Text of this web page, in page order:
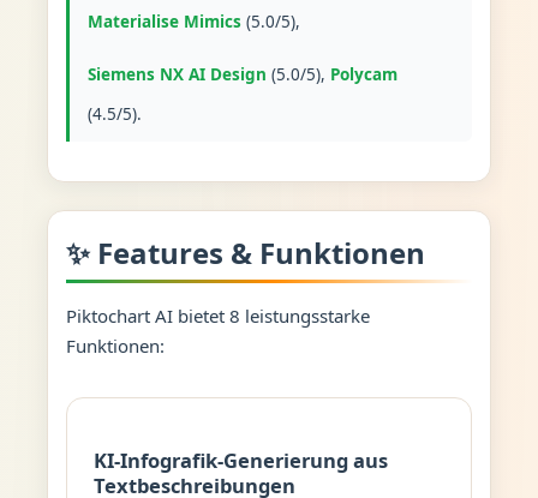
Materialise Mimics(5.0/5),
Siemens NX AI Design (5.0/5), Polycam
(4.5/5).
✨ Features & Funktionen
Piktochart AI bietet 8 leistungsstarke
Funktionen:
KI-Infografik-Generierung aus
Textbeschreibungen